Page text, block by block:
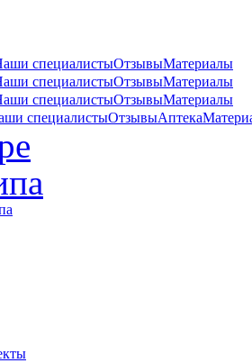
специалистыОтзывыМатериалы
специалистыОтзывыМатериалы
специалистыОтзывыМатериалы
специалистыОтзывыАптека